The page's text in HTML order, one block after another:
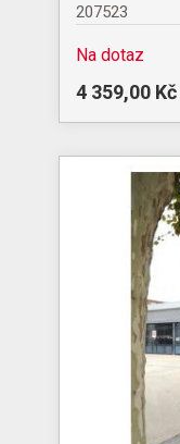
207523
Na dotaz
4 359,00 Kč